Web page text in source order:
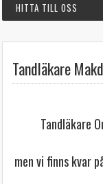
HITTA TILL OSS
Tandläkare
Tandläkare
men vi finns kvar